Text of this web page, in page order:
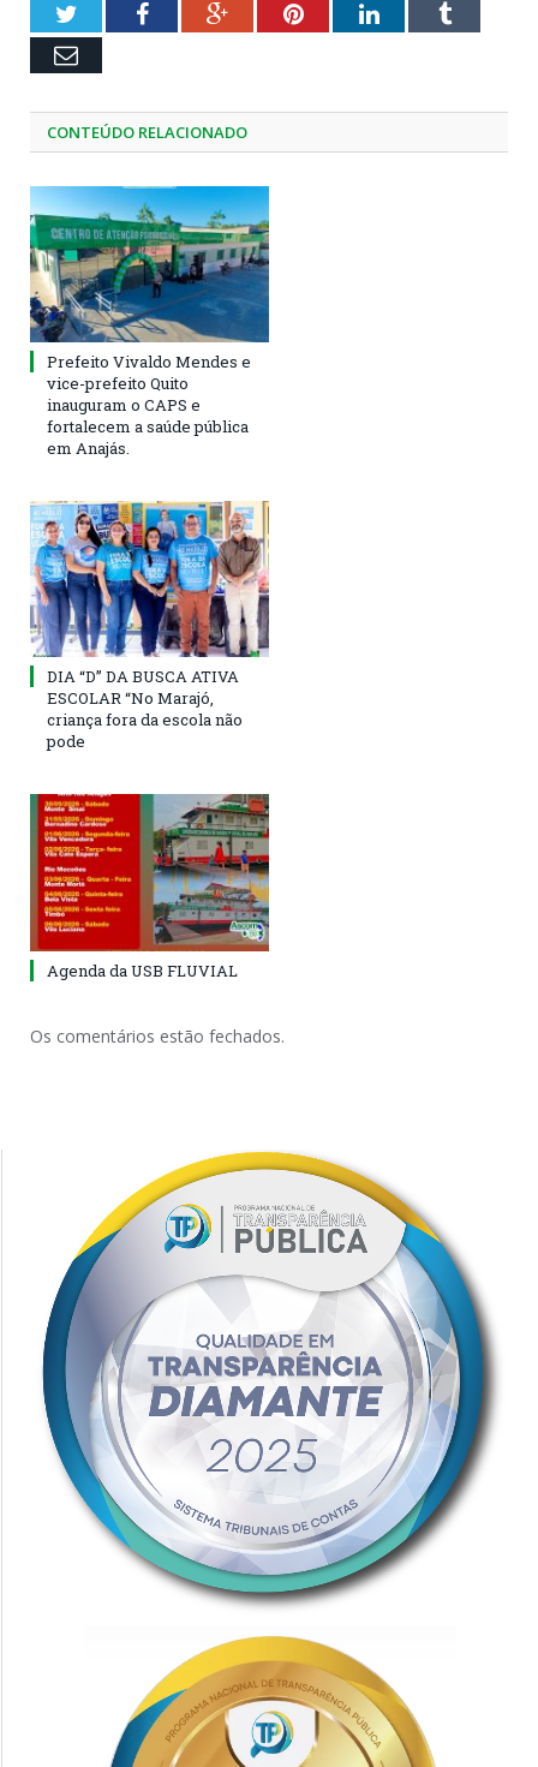
TwitterFacebookGoogle+PinterestLinkedInTumblr
Email
CONTEÚDO RELACIONADO
Prefeito Vivaldo Mendes e
vice-prefeito Quito
inauguram o CAPS e
fortalecem a saúde pública
em Anajás.
DIA “D” DA BUSCA ATIVA
ESCOLAR “No Marajó,
criança fora da escola não
pode
Agenda da USB FLUVIAL
Os comentários estão fechados.